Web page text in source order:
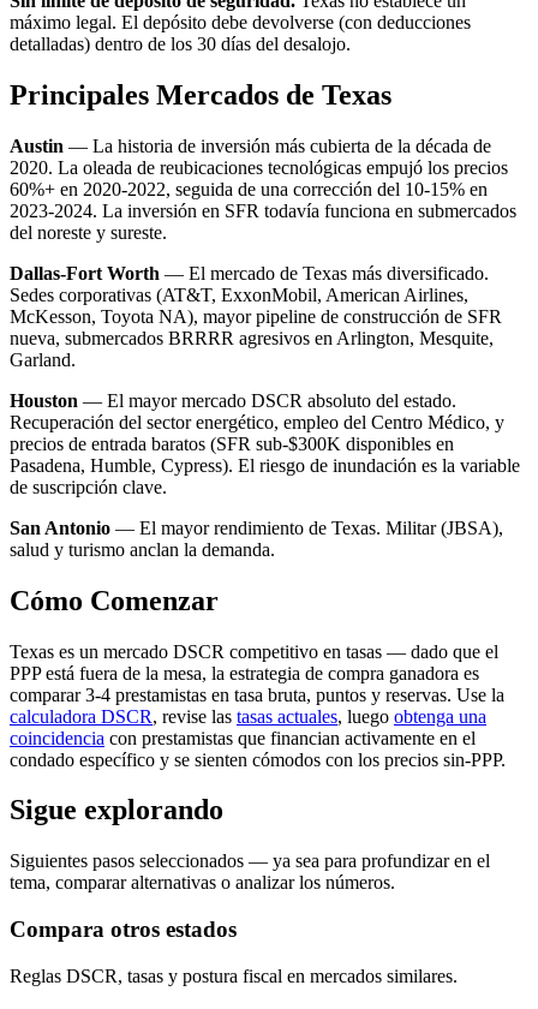
máximo legal. El depósito debe devolverse (con deducciones
detalladas) dentro de los 30 días del desalojo.
Principales Mercados de Texas
Austin — La historia de inversión más cubierta de la década de
2020. La oleada de reubicaciones tecnológicas empujó los precios
60%+ en 2020-2022, seguida de una corrección del 10-15% en
2023-2024. La inversión en SFR todavía funciona en submercados
del noreste y sureste.
Dallas-Fort Worth — El mercado de Texas más diversificado.
Sedes corporativas (AT&T, ExxonMobil, American Airlines,
McKesson, Toyota NA), mayor pipeline de construcción de SFR
nueva, submercados BRRRR agresivos en Arlington, Mesquite,
Garland.
Houston — El mayor mercado DSCR absoluto del estado.
Recuperación del sector energético, empleo del Centro Médico, y
precios de entrada baratos (SFR sub-$300K disponibles en
Pasadena, Humble, Cypress). El riesgo de inundación es la variable
de suscripción clave.
San Antonio — El mayor rendimiento de Texas. Militar (JBSA),
salud y turismo anclan la demanda.
Cómo Comenzar
Texas es un mercado DSCR competitivo en tasas — dado que el
PPP está fuera de la mesa, la estrategia de compra ganadora es
comparar 3-4 prestamistas en tasa bruta, puntos y reservas. Use la
calculadora DSCR, revise las tasas actuales, luego obtenga una
coincidencia con prestamistas que financian activamente en el
condado específico y se sienten cómodos con los precios sin-PPP.
Sigue explorando
Siguientes pasos seleccionados — ya sea para profundizar en el
tema, comparar alternativas o analizar los números.
Compara otros estados
Reglas DSCR, tasas y postura fiscal en mercados similares.